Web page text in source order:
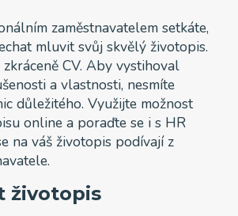
zaměstnavatelem setkáte,
mluvit svůj skvělý životopis.
CV. Aby vystihoval
a vlastnosti, nesmíte
důležitého. Využijte možnost
online a poraďte se i s HR
na váš životopis podívají z
životopis